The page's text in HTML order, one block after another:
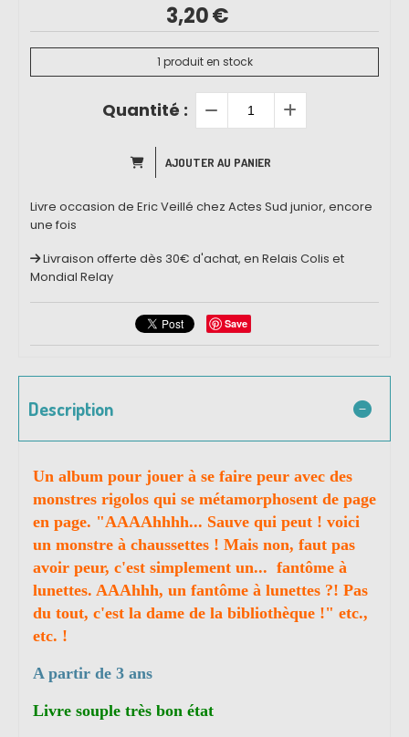
3,20€
1 produit en stock
Quantité :
AJOUTER AU PANIER
Livre occasion de Eric Veillé chez Actes Sud junior, encore
une fois
Livraison offerte dès 30€ d'achat, en Relais Colis et
Mondial Relay
Save
Description
Un album pour jouer à se faire peur avec des
monstres rigolos qui se métamorphosent de page
en page. "AAAAhhhh... Sauve qui peut ! voici
un monstre à chaussettes ! Mais non, faut pas
avoir peur, c'est simplement un... fantôme à
lunettes. AAAhhh, un fantôme à lunettes ?! Pas
du tout, c'est la dame de la bibliothèque !" etc.,
etc. !
A partir de 3 ans
Livre souple très bon état